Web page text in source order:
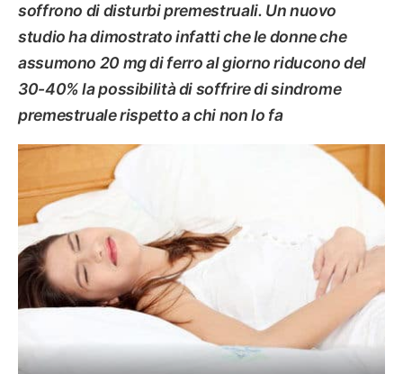
soffrono di disturbi premestruali. Un nuovo
studio ha dimostrato infatti che le donne che
assumono 20 mg di ferro al giorno riducono del
30-40% la possibilità di soffrire di sindrome
premestruale rispetto a chi non lo fa